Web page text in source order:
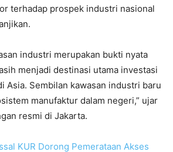
terhadap prospek industri nasional
industri merupakan bukti nyata
menjadi destinasi utama investasi
Asia. Sembilan kawasan industri baru
manufaktur dalam negeri,” ujar
resmi di Jakarta.
KUR Dorong Pemerataan Akses